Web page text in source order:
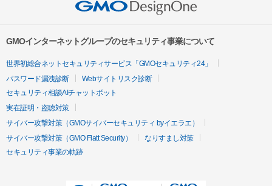
GMOインターネットグループのセキュリティ事業について
世界初総合ネットセキュリティサービス「GMOセキュリティ24」
パスワード漏洩診断
Webサイトリスク診断
セキュリティ相談AIチャットボット
実在証明・盗聴対策
サイバー攻撃対策（GMOサイバーセキュリティ byイエラエ）
サイバー攻撃対策（GMO Flatt Security）
なりすまし対策
セキュリティ事業の軌跡